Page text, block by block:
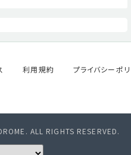
利用規約 プライバシーポ
ALL RIGHTS RESERVED.